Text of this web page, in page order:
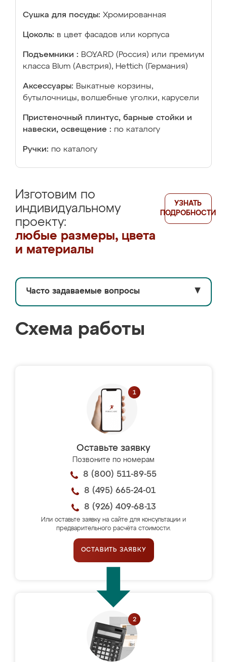
Сушка для посуды: Хромированная
Цоколь: в цвет фасадов или корпуса
Подъемники : BOYARD (Россия) или премиум
класса Blum (Австрия), Hettich (Германия)
Аксессуары: Выкатные корзины,
бутылочницы, волшебные уголки, карусели
Пристеночный плинтус, барные стойки и
навески, освещение : по каталогу
Ручки: по каталогу
Изготовим по
индивидуальному
проекту:
любые размеры, цвета
и материалы
УЗНАТЬ
ПОДРОБНОСТИ
Часто задаваемые вопросы ▼
Схема работы
Оставьте заявку
Позвоните по номерам
8 (800) 511-89-55
8 (495) 665-24-01
8 (926) 409-68-13
Или оставьте заявку на сайте для консультации и
предварительного расчёта стоимости.
ОСТАВИТЬ ЗАЯВКУ